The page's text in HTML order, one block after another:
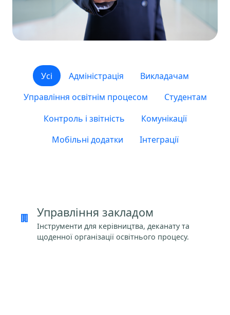
Усі Адміністрація
Викладачам
Управління освітнім процесом
Студентам
Контроль і звітність
Комунікації
Мобільні додатки
Інтеграції
Управління закладом
Інструменти для керівництва, деканату та
щоденної організації освітнього процесу.